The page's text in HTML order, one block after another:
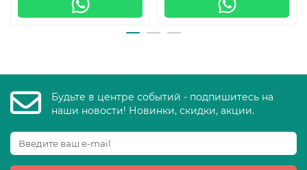
Будьте в центре событий - подпишитесь на
наши новости! Новинки, скидки, акции.